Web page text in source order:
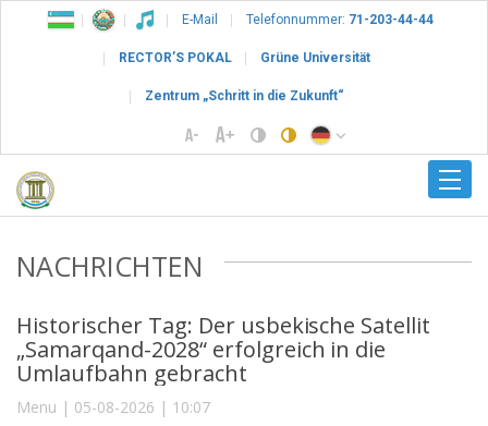
E-Mail Telefonnummer: 71-203-44-44
RECTOR’S POKAL Grüne Universität
Zentrum „Schritt in die Zukunft“
NACHRICHTEN
Historischer Tag: Der usbekische Satellit
„Samarqand-2028“ erfolgreich in die
Umlaufbahn gebracht
Menu | 05-08-2026 | 10:07